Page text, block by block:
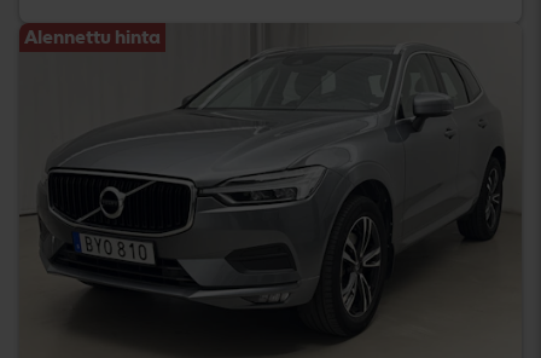
Alennettu hinta